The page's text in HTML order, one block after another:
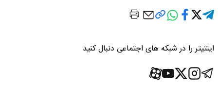
اینتیتر را در شبکه های اجتماعی دنبال کنید